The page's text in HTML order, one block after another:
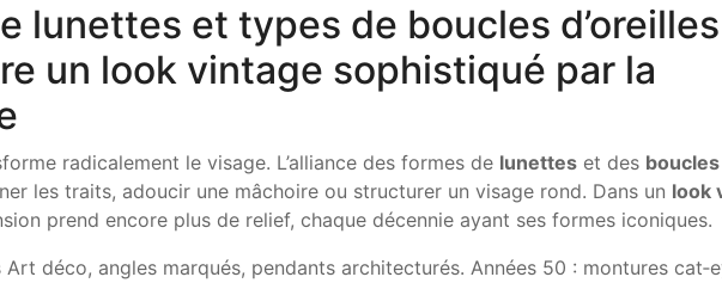
lunettes et types de boucles d’oreilles
un look vintage sophistiqué par la
radicalement le visage. L’alliance des formes de lunettes et des boucles
les traits, adoucir une mâchoire ou structurer un visage rond. Dans un look
prend encore plus de relief, chaque décennie ayant ses formes iconiques.
déco, angles marqués, pendants architecturés. Années 50 : montures